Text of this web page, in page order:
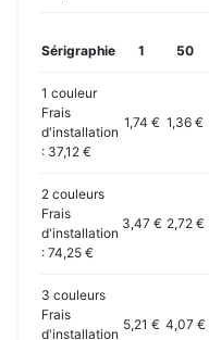
Sérigraphie 1 50
1 couleur
Frais
d'installation
: 37,12 €
1,74 € 1,36 €
2 couleurs
Frais
d'installation
: 74,25 €
3,47 € 2,72 €
3 couleurs
Frais
d'installation
5,21 € 4,07 €